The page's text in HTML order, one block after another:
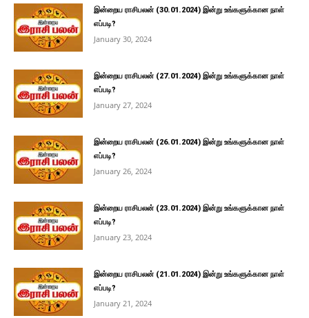
இன்றைய ராசிபலன் (30.01.2024) இன்று உங்களுக்கான நாள்
எப்படி?
January 30, 2024
இன்றைய ராசிபலன் (27.01.2024) இன்று உங்களுக்கான நாள்
எப்படி?
January 27, 2024
இன்றைய ராசிபலன் (26.01.2024) இன்று உங்களுக்கான நாள்
எப்படி?
January 26, 2024
இன்றைய ராசிபலன் (23.01.2024) இன்று உங்களுக்கான நாள்
எப்படி?
January 23, 2024
இன்றைய ராசிபலன் (21.01.2024) இன்று உங்களுக்கான நாள்
எப்படி?
January 21, 2024